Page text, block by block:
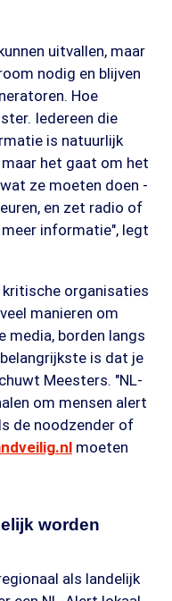
uitvallen, maar
nodig en blijven
Hoe
Iedereen die
is natuurlijk
het gaat om het
ze moeten doen -
en zet radio of
meer informatie", legt
kritische organisaties
manieren om
media, borden langs
is dat je
Meesters. "NL-
om mensen alert
de noodzender of
moeten
worden
als landelijk